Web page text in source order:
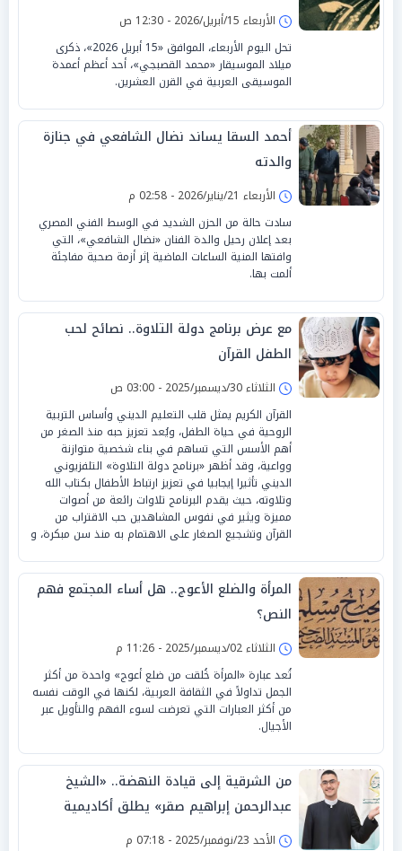
الأربعاء 15/أبريل/2026 - 12:30 ص
تحل اليوم الأربعاء، الموافق «15 أبريل 2026»، ذكرى
ميلاد الموسيقار «محمد القصبجي»، أحد أعظم أعمدة
الموسيقى العربية في القرن العشرين.
أحمد السقا يساند نضال الشافعي في جنازة
والدته
الأربعاء 21/يناير/2026 - 02:58 م
سادت حالة من الحزن الشديد في الوسط الفني المصري
بعد إعلان رحيل والدة الفنان «نضال الشافعي»، التي
وافتها المنية الساعات الماضية إثر أزمة صحية مفاجئة
ألمت بها.
مع عرض برنامج دولة التلاوة.. نصائح لحب
الطفل القرآن
الثلاثاء 30/ديسمبر/2025 - 03:00 ص
القرآن الكريم يمثل قلب التعليم الديني وأساس التربية
الروحية في حياة الطفل، ويُعد تعزيز حبه منذ الصغر من
أهم الأسس التي تساهم في بناء شخصية متوازنة
وواعية، وقد أظهر «برنامج دولة التلاوة» التلفزيوني
الديني تأثيرا إيجابيا في تعزيز ارتباط الأطفال بكتاب الله
وتلاوته، حيث يقدم البرنامج تلاوات رائعة من أصوات
مميزة ويثير في نفوس المشاهدين حب الاقتراب من
القرآن وتشجيع الصغار على الاهتمام به منذ سن مبكرة، و
المرأة والضلع الأعوج.. هل أساء المجتمع فهم
النص؟
الثلاثاء 02/ديسمبر/2025 - 11:26 م
تُعد عبارة «المرأة خُلقت من ضلع أعوج» واحدة من أكثر
الجمل تداولاً في الثقافة العربية، لكنها في الوقت نفسه
من أكثر العبارات التي تعرضت لسوء الفهم والتأويل عبر
الأجيال.
من الشرقية إلى قيادة النهضة.. «الشيخ
عبدالرحمن إبراهيم صقر» يطلق أكاديمية
الرحمن
الأحد 23/نوفمبر/2025 - 07:18 م